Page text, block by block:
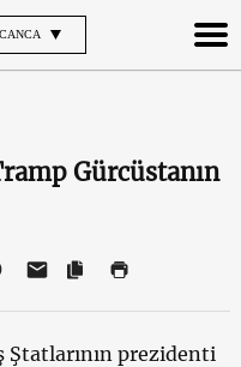
Gürcüstanın
prezidenti